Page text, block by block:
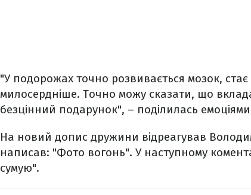
"У подорожах точно розвивається мозок,
милосердніше. Точно можу сказати, що
безцінний подарунок", – поділилась
На новий допис дружини відреагував
написав: "Фото вогонь". У наступному
сумую".